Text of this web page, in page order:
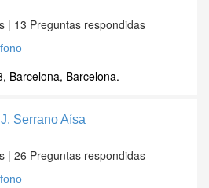
| 13 Preguntas respondidas
Barcelona, Barcelona.
Serrano Aísa
| 26 Preguntas respondidas